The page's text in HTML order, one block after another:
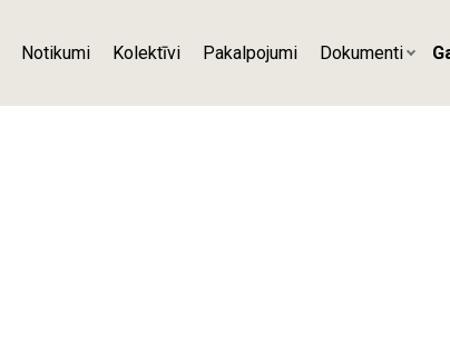
Notikumi Kolektīvi Pakalpojumi Dokumenti